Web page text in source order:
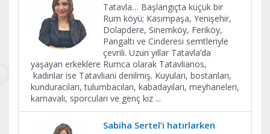
Tatavla… Başlangıçta küçük bir
Rum köyü; Kasımpaşa, Yenişehir,
Dolapdere, Sinemköy, Feriköy,
Pangaltı ve Cinderesi semtleriyle
çevrili. Uzun yıllar Tatavla’da
yaşayan erkeklere Rumca olarak Tatavlianos,
kadınlar ise Tatavliani denilmiş. Kuyuları, bostanları,
kunduracıları, tulumbacıları, kabadayıları, meyhaneleri,
karnavalı, sporcuları ve genç kız ...
Sabiha Sertel’i hatırlarken